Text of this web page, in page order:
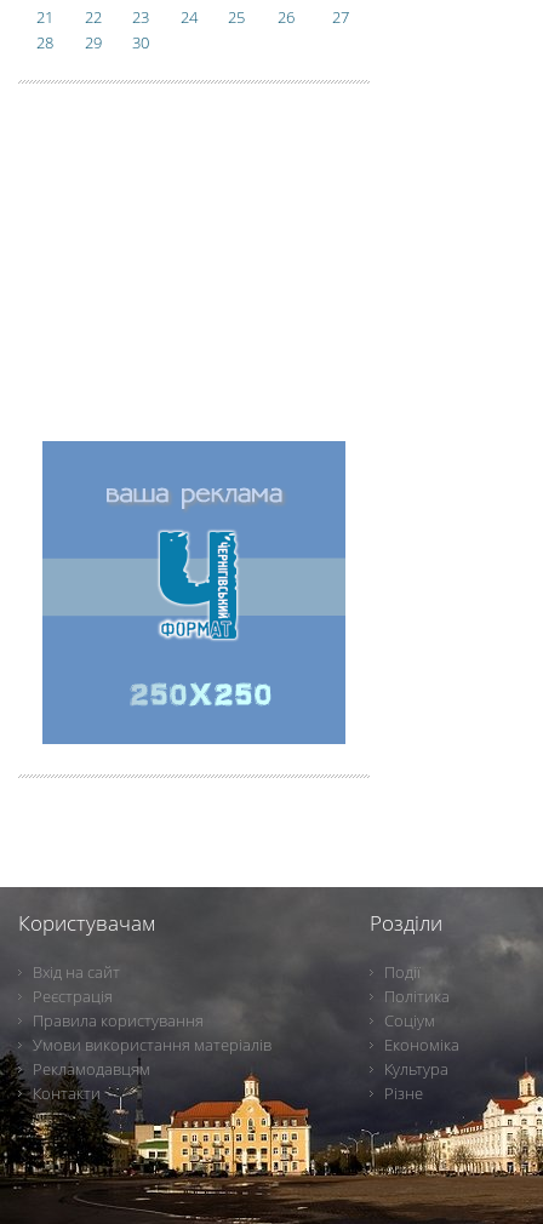
21
22 23 24 25 26
27
28
29 30
Користувачам
Вхід на сайт
Реєстрація
Правила користування
Умови використання матеріалів
Рекламодавцям
Контакти
Розділи
Події
Політика
Соціум
Економіка
Культура
Різне